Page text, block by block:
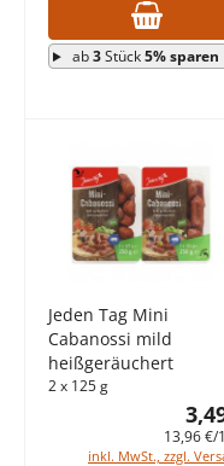
ab3Stück5% sparen
Jeden Tag Mini
Cabanossi mild
heißgeräuchert
2 x 125 g
13,96 €/
inkl. MwSt., zzgl.